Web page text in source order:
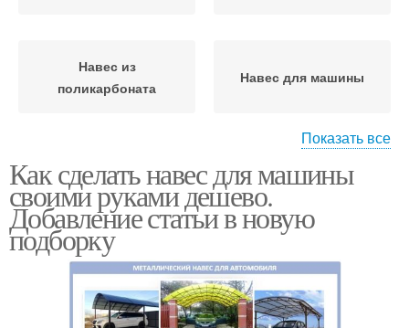
Навес из
поликарбоната
Навес для машины
Металлический навес
труб
Односкатный навес Навес из профнастила
Показать все
Как сделать навес для машины
своими руками дешево.
Добавление статьи в новую
подборку